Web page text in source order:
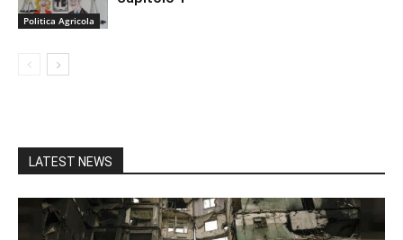
Politica Agricola
LATEST NEWS